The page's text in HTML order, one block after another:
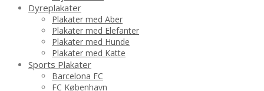
Dyreplakater
Plakater med Aber
Plakater med Elefanter
Plakater med Hunde
Plakater med Katte
Sports Plakater
Barcelona FC
FC København